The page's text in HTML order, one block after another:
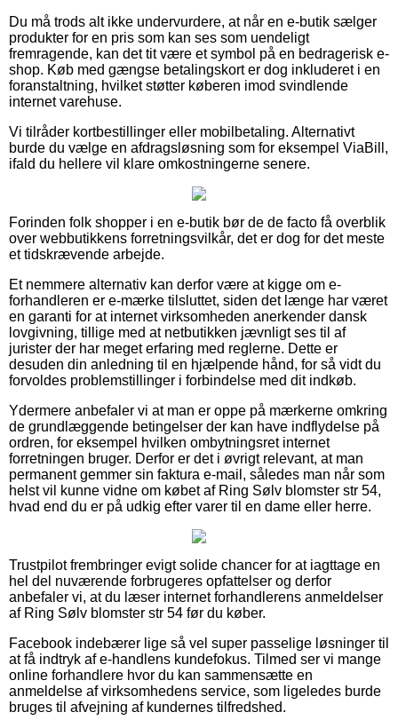
Du må trods alt ikke undervurdere, at når en e-butik sælger
produkter for en pris som kan ses som uendeligt
fremragende, kan det tit være et symbol på en bedragerisk e-
shop. Køb med gængse betalingskort er dog inkluderet i en
foranstaltning, hvilket støtter køberen imod svindlende
internet varehuse.
Vi tilråder kortbestillinger eller mobilbetaling. Alternativt
burde du vælge en afdragsløsning som for eksempel ViaBill,
ifald du hellere vil klare omkostningerne senere.
Forinden folk shopper i en e-butik bør de de facto få overblik
over webbutikkens forretningsvilkår, det er dog for det meste
et tidskrævende arbejde.
Et nemmere alternativ kan derfor være at kigge om e-
forhandleren er e-mærke tilsluttet, siden det længe har været
en garanti for at internet virksomheden anerkender dansk
lovgivning, tillige med at netbutikken jævnligt ses til af
jurister der har meget erfaring med reglerne. Dette er
desuden din anledning til en hjælpende hånd, for så vidt du
forvoldes problemstillinger i forbindelse med dit indkøb.
Ydermere anbefaler vi at man er oppe på mærkerne omkring
de grundlæggende betingelser der kan have indflydelse på
ordren, for eksempel hvilken ombytningsret internet
forretningen bruger. Derfor er det i øvrigt relevant, at man
permanent gemmer sin faktura e-mail, således man når som
helst vil kunne vidne om købet af Ring Sølv blomster str 54,
hvad end du er på udkig efter varer til en dame eller herre.
Trustpilot frembringer evigt solide chancer for at iagttage en
hel del nuværende forbrugeres opfattelser og derfor
anbefaler vi, at du læser internet forhandlerens anmeldelser
af Ring Sølv blomster str 54 før du køber.
Facebook indebærer lige så vel super passelige løsninger til
at få indtryk af e-handlens kundefokus. Tilmed ser vi mange
online forhandlere hvor du kan sammensætte en
anmeldelse af virksomhedens service, som ligeledes burde
bruges til afvejning af kundernes tilfredshed.